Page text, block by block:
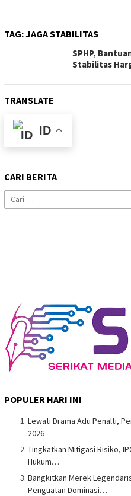
TAG:JAGA STABILITAS
SPHP,
Stabilitas
TRANSLATE
ID
CARI BERITA
Cari
untuk:
POPULER HARI INI
Lewati Drama Adu Penalti,
2026
Tingkatkan Mitigasi Risiko,
Hukum…
Bangkitkan Merek
Penguatan Dominasi…